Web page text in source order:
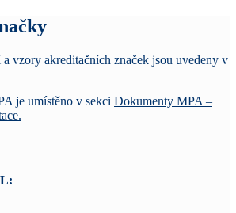
vzory akreditačních značek jsou uvedeny v
je umístěno v sekci Dokumenty MPA –